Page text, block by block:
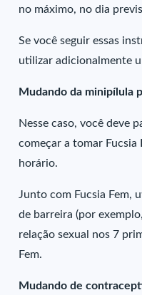
no máximo, no dia
Se você seguir essas
utilizar adicionalmente
Mudando da minipílula
Nesse caso, você deve
começar a tomar Fucsia
horário.
Junto com Fucsia Fem,
de barreira (por
relação sexual nos 7
Fem.
Mudando de